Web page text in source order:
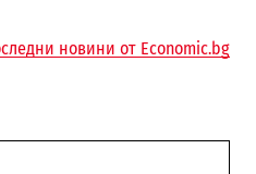
новини от Economic.bg